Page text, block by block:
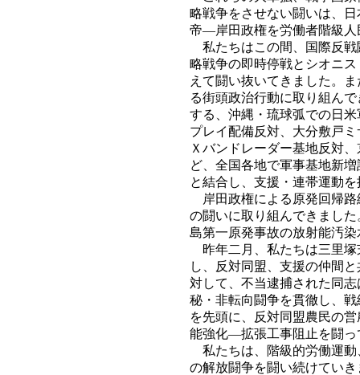
略戦争をさせない闘いは、
帝―岸田政権を労働者階級人
私たちはこの間、国際反戦
略戦争の即時停戦とシオニ
えて闘い抜いてきました。
る街頭政治行動に取り組ん
する、沖縄・琉球弧での日
プレイ配備反対、大分敷戸
Ｘバンドレーダー基地反対
ど、全国各地で軍事基地新
と結合し、支援・連帯運動
岸田政権による原発回帰路
の闘いに取り組んできまし
島第一原発事故の放射能汚
昨年二月、私たちは三里塚
し、反対同盟、支援の仲間
対して、不当逮捕された同
秘・非転向闘争を貫徹し、
を先頭に、反対同盟農民の
能強化―拡張工事阻止を闘っ
私たちは、階級的労働運動
の解放闘争を闘い続けてい